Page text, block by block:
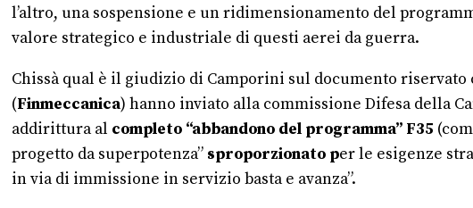
l’altro, una sospensione e un ridimensionamento del
valore strategico e industriale di questi aerei da guerra.
Chissà qual è il giudizio di Camporini sul documento
(Finmeccanica) hanno inviato alla commissione Difesa della
addirittura al completo “abbandono del programma” F35
progetto da superpotenza” sproporzionato per le esigenze
in via di immissione in servizio basta e avanza”.